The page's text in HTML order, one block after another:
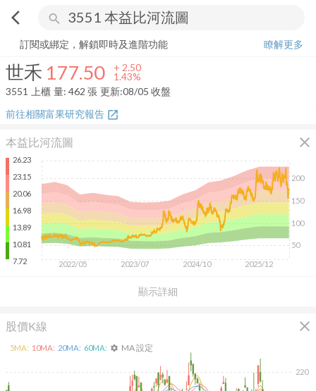
arrow_back_ios search
世禾 177.50 +1.43%
訂閱或綁定，解鎖即時及進階功能
瞭解更多
世禾 177.50 + 2.50
1.43%
3551
上櫃 量: 462 張 更新:08/05 收盤
前往相關富果研究報告 open_in_new
本益比河流圖 close
顯示詳細
26.23
23.15
20.06
16.98
13.89
10.81
7.72
2022/05 2023/07 2024/10 2025/12
50
100
150
200
股價K線 close
220
5MA: 10MA: 20MA: 60MA: settings MA 設定